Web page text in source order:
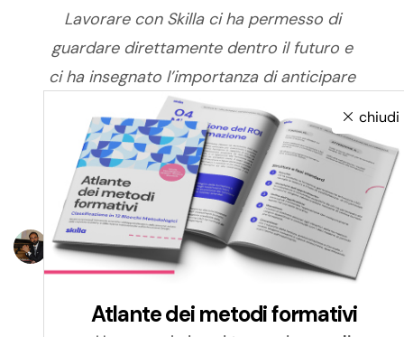
Lavorare con Skilla ci ha permesso di
guardare direttamente dentro il futuro e
ci ha insegnato l’importanza di anticipare
i trend, di parlare il linguaggio dei nostri
utenti e di trasformare in un asset di
valore l’incontro tra fisico e digitale.
Francesco Boggio Ferraris
Direttore, Scuola di Formazione Permanente della Fondazione
Italia Cina
chiudi
Atlante dei metodi formativi